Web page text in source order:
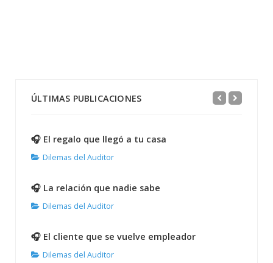
ÚLTIMAS PUBLICACIONES
🎧 El regalo que llegó a tu casa
Dilemas del Auditor
🎧 La relación que nadie sabe
Dilemas del Auditor
🎧 El cliente que se vuelve empleador
Dilemas del Auditor